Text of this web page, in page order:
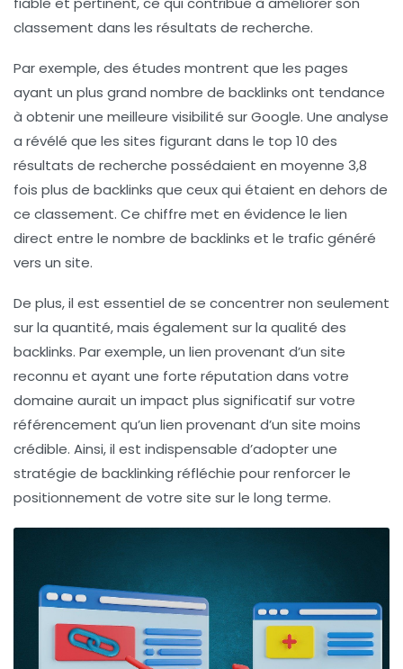
classement dans les résultats de recherche.
Par exemple, des études montrent que les pages
ayant un plus grand nombre de backlinks ont tendance
à obtenir une meilleure visibilité sur Google. Une analyse
a révélé que les sites figurant dans le top 10 des
résultats de recherche possédaient en moyenne 3,8
fois plus de backlinks que ceux qui étaient en dehors de
ce classement. Ce chiffre met en évidence le lien
direct entre le nombre de backlinks et le trafic généré
vers un site.
De plus, il est essentiel de se concentrer non seulement
sur la quantité, mais également sur la qualité des
backlinks. Par exemple, un lien provenant d’un site
reconnu et ayant une forte réputation dans votre
domaine aurait un impact plus significatif sur votre
référencement qu’un lien provenant d’un site moins
crédible. Ainsi, il est indispensable d’adopter une
stratégie de backlinking réfléchie pour renforcer le
positionnement de votre site sur le long terme.